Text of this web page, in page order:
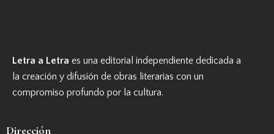
Letra a Letra es una editorial independiente dedicada a
la creación y difusión de obras literarias con un
compromiso profundo por la cultura.
Dirección